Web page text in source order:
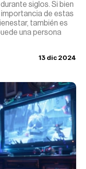
siglos. Si bien
de estas
también es
una persona
13 dic 2024